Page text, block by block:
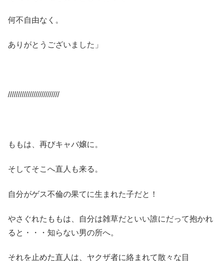
何不自由なく。
ありがとうございました」
//////////////////////////
ももは、再びキャバ嬢に。
そしてそこへ直人も来る。
自分がゲス不倫の果てに生まれた子だと！
やさぐれたももは、自分は雑草だといい誰にだって抱かれ
ると・・・知らない男の所へ。
それを止めた直人は、ヤクザ者に絡まれて散々な目